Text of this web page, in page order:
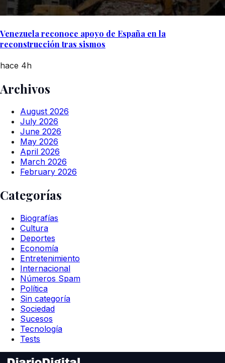
Venezuela reconoce apoyo de España en la
reconstrucción tras sismos
hace 4h
Archivos
August 2026
July 2026
June 2026
May 2026
April 2026
March 2026
February 2026
Categorías
Biografías
Cultura
Deportes
Economía
Entretenimiento
Internacional
Números Spam
Política
Sin categoría
Sociedad
Sucesos
Tecnología
Tests